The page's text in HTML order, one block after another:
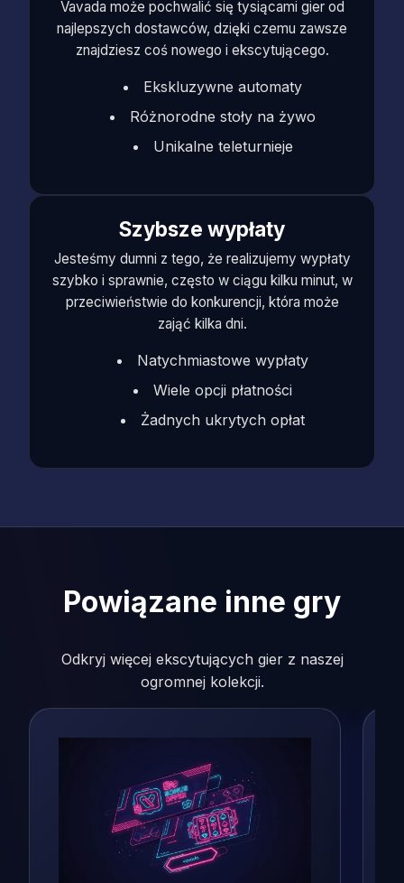
Vavada może pochwalić się tysiącami gier od
najlepszych dostawców, dzięki czemu zawsze
znajdziesz coś nowego i ekscytującego.
Ekskluzywne automaty
Różnorodne stoły na żywo
Unikalne teleturnieje
Szybsze wypłaty
Jesteśmy dumni z tego, że realizujemy wypłaty
szybko i sprawnie, często w ciągu kilku minut, w
przeciwieństwie do konkurencji, która może
zająć kilka dni.
Natychmiastowe wypłaty
Wiele opcji płatności
Żadnych ukrytych opłat
Powiązane inne gry
Odkryj więcej ekscytujących gier z naszej
ogromnej kolekcji.